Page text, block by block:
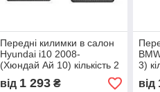
Передні килимки в салон
Hyundai i10 2008-
(Хюндай Ай 10) кількість 2
від 1 293₴
3)
від